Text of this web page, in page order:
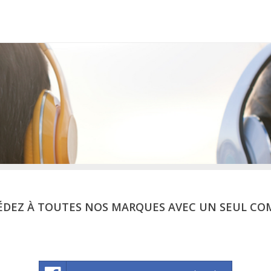
À TOUTES NOS MARQUES AVEC UN SEUL